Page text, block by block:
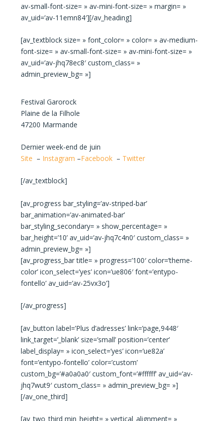
av-small-font-size= » av-mini-font-size= » margin= »
av_uid=’av-11emn84′][/av_heading]
[av_textblock size= » font_color= » color= » av-medium-
font-size= » av-small-font-size= » av-mini-font-size= »
av_uid=’av-jhq78ec8′ custom_class= »
admin_preview_bg= »]
Festival Garorock
Plaine de la Filhole
47200 Marmande
Dernier week-end de juin
Site – Instagram –Facebook – Twitter
[/av_textblock]
[av_progress bar_styling=’av-striped-bar’
bar_animation=’av-animated-bar’
bar_styling_secondary= » show_percentage= »
bar_height=’10’ av_uid=’av-jhq7c4n0′ custom_class= »
admin_preview_bg= »]
[av_progress_bar title= » progress=’100′ color=’theme-
color’ icon_select=’yes’ icon=’ue806′ font=’entypo-
fontello’ av_uid=’av-25vx3o’]
[/av_progress]
[av_button label=’Plus d’adresses’ link=’page,9448′
link_target=’_blank’ size=’small’ position=’center’
label_display= » icon_select=’yes’ icon=’ue82a’
font=’entypo-fontello’ color=’custom’
custom_bg=’#a0a0a0′ custom_font=’#ffffff’ av_uid=’av-
jhq7wut9′ custom_class= » admin_preview_bg= »]
[/av_one_third]
[av_two_third min_height= » vertical_alignment= »